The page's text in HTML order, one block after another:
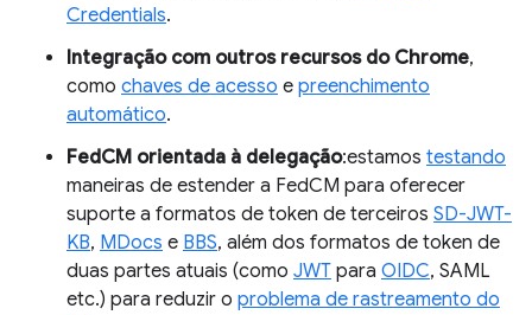
Credentials.
Integração com outros recursos do Chrome,
como chaves de acesso e preenchimento
automático.
FedCM orientada à delegação:estamos testando
maneiras de estender a FedCM para oferecer
suporte a formatos de token de terceiros SD-JWT-
KB, MDocs e BBS, além dos formatos de token de
duas partes atuais (como JWT para OIDC, SAML
etc.) para reduzir o problema de rastreamento do